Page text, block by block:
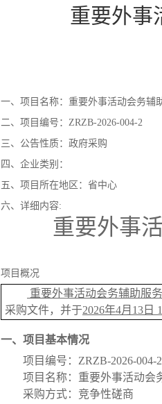
重要外事
一、项目名称：重要外事活动会务辅
二、项目编号：ZRZB-2026-004-2
三、公告性质：政府采购
四、企业类别：
五、项目所在地区：省中心
六、详细内容:
重要外事
项目概况
重要外事活动会务辅助服
采购文件，并于2026年4月13日
一、项目基本情况
项目编号： ZRZB-2026-004-2
项目名称： 重要外事活动会
采购方式：竞争性磋商